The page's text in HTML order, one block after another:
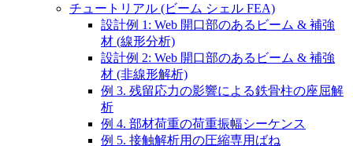
チュートリアル (ビーム シェル FEA)
設計例 1: Web 開口部のあるビーム & 補強
材 (線形分析)
設計例 2: Web 開口部のあるビーム & 補強
材 (非線形解析)
例 3. 残留応力の影響による鉄骨柱の座屈解
析
例 4. 部材荷重の荷重振幅シーケンス
例 5. 接触解析用の圧縮専用ばね